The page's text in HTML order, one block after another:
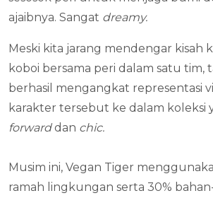
ajaibnya. Sangat dreamy.
Meski kita jarang mendengar kisah
koboi bersama peri dalam satu tim,
berhasil mengangkat representasi
karakter tersebut ke dalam koleksi
forwarddan chic.
Musim ini, Vegan Tiger
ramah lingkungan serta 30%